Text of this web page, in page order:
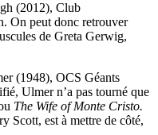
(2012), Club
On peut donc retrouver
de Greta Gerwig,
(1948), OCS Géants
Ulmer n’a pas tourné que
The Wife of Monte Cristo.
Scott, est à mettre de côté,